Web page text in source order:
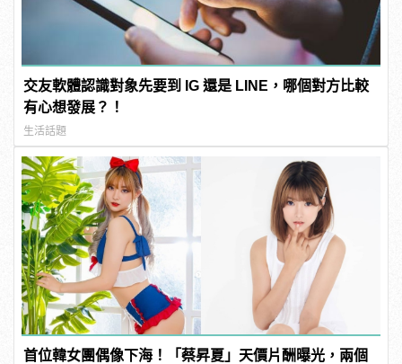
交友軟體認識對象先要到 IG 還是 LINE，哪個對方比較
有心想發展？！
生活話題
首位韓女團偶像下海！「蔡昇夏」天價片酬曝光，兩個